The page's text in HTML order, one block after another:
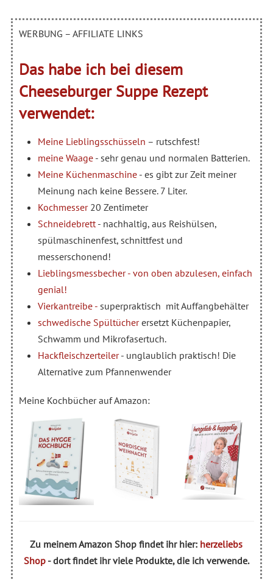
WERBUNG – AFFILIATE LINKS
Das habe ich bei diesem
Cheeseburger Suppe Rezept
verwendet:
Meine Lieblingsschüsseln – rutschfest!
meine Waage- sehr genau und normalen Batterien.
Meine Küchenmaschine- es gibt zur Zeit meiner
Meinung nach keine Bessere. 7 Liter.
Kochmesser20 Zentimeter
Schneidebrett- nachhaltig, aus Reishülsen,
spülmaschinenfest, schnittfest und
messerschonend!
Lieblingsmessbecher - von oben abzulesen, einfach
genial!
Vierkantreibe - superpraktisch mit Auffangbehälter
schwedische Spültücherersetzt Küchenpapier,
Schwamm und Mikrofasertuch.
Hackfleischzerteiler- unglaublich praktisch! Die
Alternative zum Pfannenwender
Meine Kochbücher auf Amazon:
Zu meinem Amazon Shop findet ihr hier: herzeliebs
Shop- dort findet ihr viele Produkte, die ich verwende.